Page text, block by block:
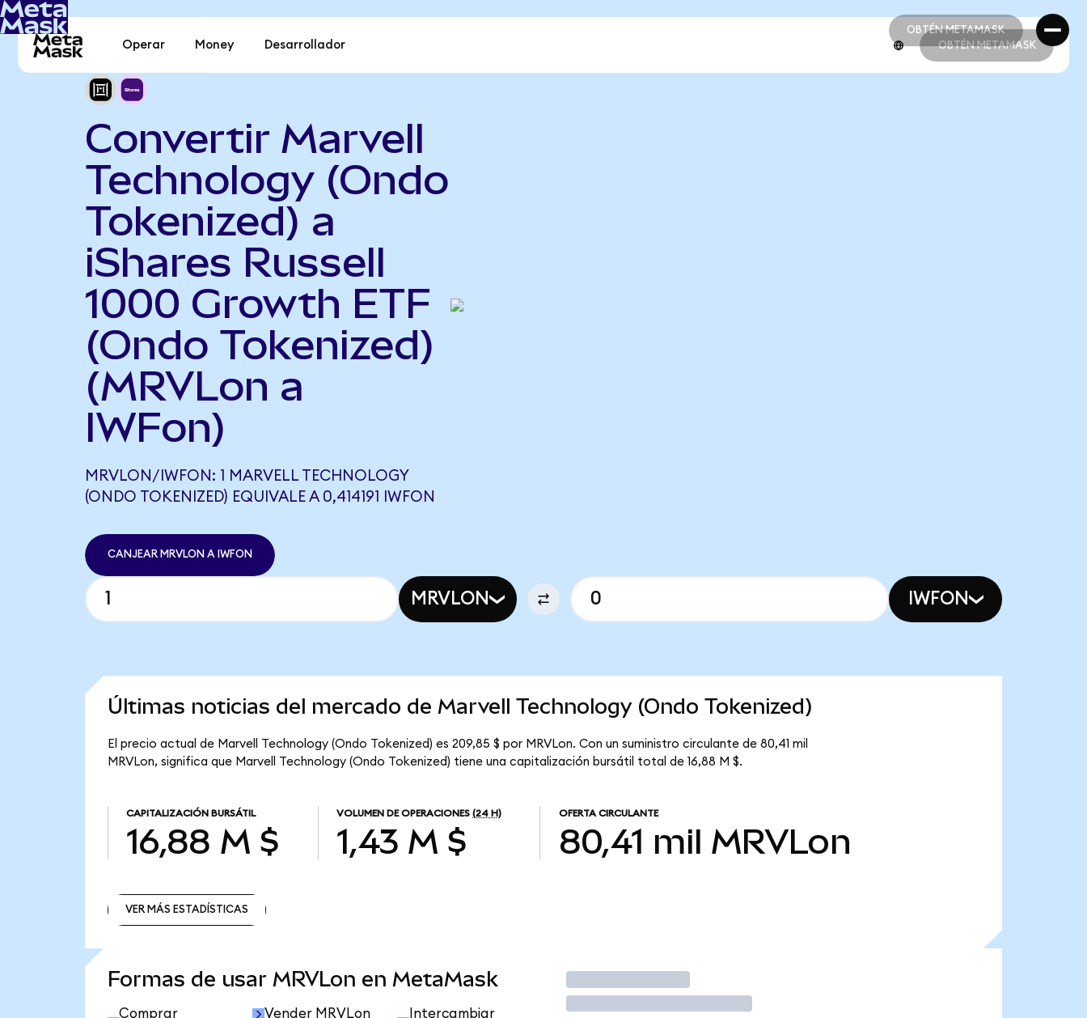
OBTÉN METAMASK
OBTÉN METAMASK
Operar Money Desarrollador OBTÉN METAMASK
Convertir Marvell
Technology (Ondo
Tokenized) a
iShares Russell
1000 Growth ETF
(Ondo Tokenized)
(MRVLon a
IWFon)
MRVLON/IWFON: 1 MARVELL TECHNOLOGY
(ONDO TOKENIZED) EQUIVALE A 0,414191 IWFON
CANJEAR MRVLON A IWFON
MRVLON IWFON
Últimas noticias del mercado de Marvell Technology (Ondo Tokenized)
El precio actual de Marvell Technology (Ondo Tokenized) es 209,85 $ por MRVLon. Con un suministro circulante de 80,41 mil
MRVLon, significa que Marvell Technology (Ondo Tokenized) tiene una capitalización bursátil total de 16,88 M $.
CAPITALIZACIÓN BURSÁTIL
16,88 M $
VOLUMEN DE OPERACIONES (24 H)
1,43 M $
OFERTA CIRCULANTE
80,41 mil MRVLon
VER MÁS ESTADÍSTICAS
Formas de usar MRVLon en MetaMask
Comprar
Vender MRVLon
Intercambiar
Operar